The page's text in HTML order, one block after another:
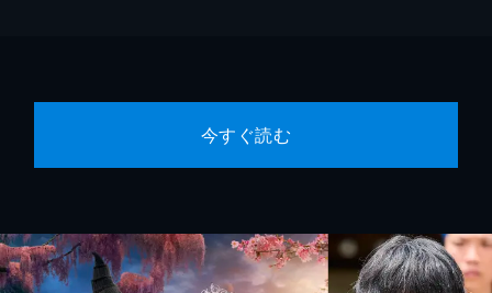
今すぐ読む